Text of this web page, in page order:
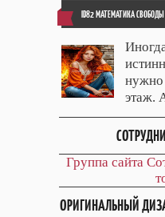
ID82 МАТЕМАТИКА
этаж.
Группа сайта
ОРИГИНАЛЬНЫЙ